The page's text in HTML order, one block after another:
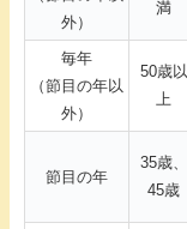
外）
満
毎年
（節目の年以
外）
50歳以
上
節目の年
35歳、
45歳